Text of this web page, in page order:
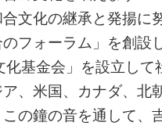
文化の継承と発揚に
フォーラム」を創設
化基金会」を設立し
、米国、カナダ、北
の鐘の音を通して、